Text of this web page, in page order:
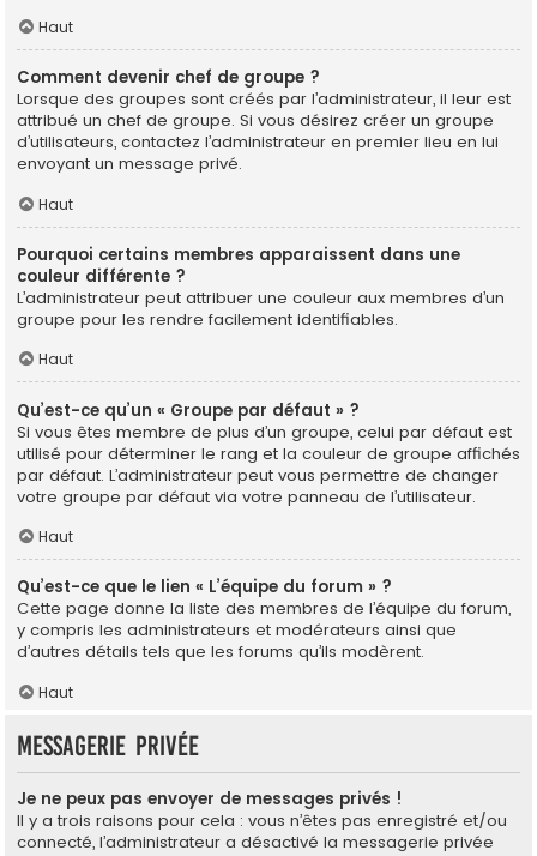
Haut
Comment devenir chef de groupe ?
Lorsque des groupes sont créés par l’administrateur, il leur est
attribué un chef de groupe. Si vous désirez créer un groupe
d’utilisateurs, contactez l’administrateur en premier lieu en lui
envoyant un message privé.
Haut
Pourquoi certains membres apparaissent dans une
couleur différente ?
L’administrateur peut attribuer une couleur aux membres d’un
groupe pour les rendre facilement identifiables.
Haut
Qu’est-ce qu’un « Groupe par défaut » ?
Si vous êtes membre de plus d’un groupe, celui par défaut est
utilisé pour déterminer le rang et la couleur de groupe affichés
par défaut. L’administrateur peut vous permettre de changer
votre groupe par défaut via votre panneau de l’utilisateur.
Haut
Qu’est-ce que le lien « L’équipe du forum » ?
Cette page donne la liste des membres de l’équipe du forum,
y compris les administrateurs et modérateurs ainsi que
d’autres détails tels que les forums qu’ils modèrent.
Haut
Messagerie privée
Je ne peux pas envoyer de messages privés !
Il y a trois raisons pour cela : vous n’êtes pas enregistré et/ou
connecté, l’administrateur a désactivé la messagerie privée